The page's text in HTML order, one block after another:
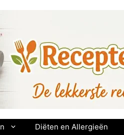
Diëten en Allergieën